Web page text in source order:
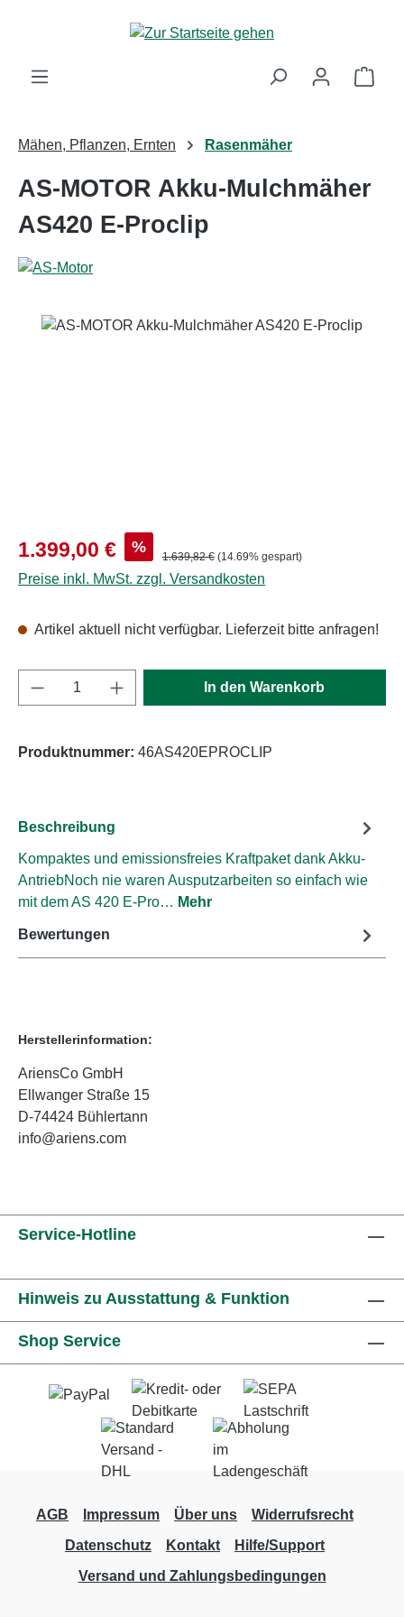
Zum Hauptinhalt springen
Mähen, Pflanzen, Ernten Rasenmäher
AS-MOTOR Akku-Mulchmäher
AS420 E-Proclip
Verkaufspreis:
1.399,00 € % Regulärer Preis:
1.639,82 € (14.69% gespart)
Preise inkl. MwSt. zzgl. Versandkosten
Artikel aktuell nicht verfügbar. Lieferzeit bitte anfragen!
Produkt Anzahl: Gib den gewünschten
In den Warenkorb
Produktnummer: 46AS420EPROCLIP
Beschreibung
Kompaktes und emissionsfreies Kraftpaket dank Akku-
AntriebNoch nie waren Ausputzarbeiten so einfach wie
mit dem AS 420 E-Pro… Mehr
Bewertungen
Herstellerinformation:
AriensCo GmbH
Ellwanger Straße 15
D-74424 Bühlertann
info@ariens.com
Service-Hotline
Hinweis zu Ausstattung & Funktion
Shop Service
AGB Impressum Über uns
Widerrufsrecht
Datenschutz
Kontakt
Hilfe/Support
Versand und Zahlungsbedingungen